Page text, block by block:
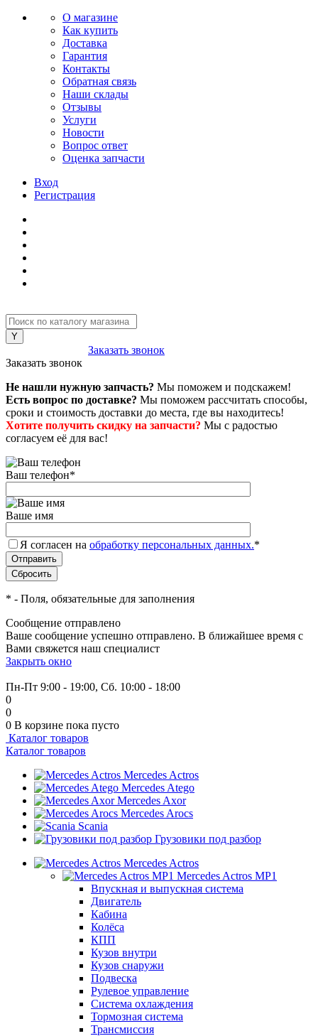
О магазине
Как купить
Доставка
Гарантия
Контакты
Обратная связь
Наши склады
Отзывы
Услуги
Новости
Вопрос ответ
Оценка запчасти
Вход
Регистрация
Заказать звонок
Заказать звонок
Не нашли нужную запчасть? Мы поможем и подскажем!
Есть вопрос по доставке? Мы поможем рассчитать способы,
сроки и стоимость доставки до места, где вы находитесь!
Хотите получить скидку на запчасти? Мы с радостью
согласуем её для вас!
Ваш телефон*
Ваше имя
Я согласен на обработку персональных данных.*
* - Поля, обязательные для заполнения
Сообщение отправлено
Ваше сообщение успешно отправлено. В ближайшее время с
Вами свяжется наш специалист
Закрыть окно
Пн-Пт 9:00 - 19:00, Сб. 10:00 - 18:00
0
0
0 В корзине пока пусто
Каталог товаров
Каталог товаров
Mercedes Actros
Mercedes Atego
Mercedes Axor
Mercedes Arocs
Scania
Грузовики под разбор
Mercedes Actros
Mercedes Actros MP1
Впускная и выпускная система
Двигатель
Кабина
Колёса
КПП
Кузов внутри
Кузов снаружи
Подвеска
Рулевое управление
Система охлаждения
Тормозная система
Трансмиссия